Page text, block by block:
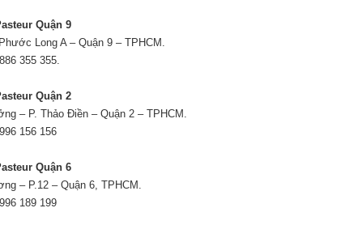
Quận 9
Long A – Quận 9 – TPHCM.
355 355.
Quận 2
– P. Thảo Điền – Quận 2 – TPHCM.
156 156
Quận 6
– P.12 – Quận 6, TPHCM.
189 199